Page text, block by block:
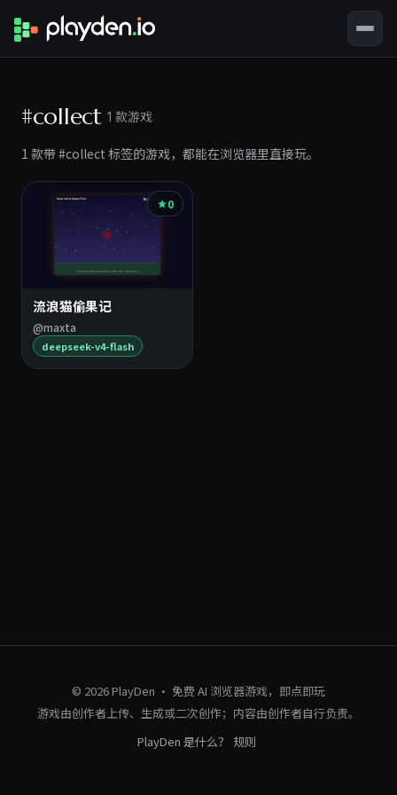
#collect 1 款游戏
1 款带 #collect 标签的游戏，都能在浏览器里直接玩。
0
流浪猫偷果记
@maxta
deepseek-v4-flash
© 2026 PlayDen · 免费 AI 浏览器游戏，即点即玩
游戏由创作者上传、生成或二次创作；内容由创作者自行负责。
PlayDen 是什么？
规则